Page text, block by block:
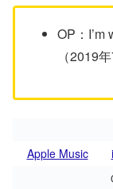
OP：I’m
（2019
Apple Music